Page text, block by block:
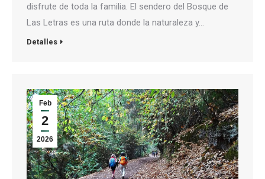
disfrute de toda la familia. El sendero del Bosque de
Las Letras es una ruta donde la naturaleza y…
Detalles
Feb
2
2026